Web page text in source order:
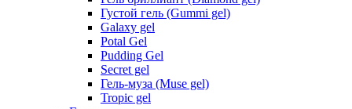
Густой гель (Gummi gel)
Galaxy gel
Potal Gel
Pudding Gel
Secret gel
Гель-муза (Muse gel)
Tropic gel